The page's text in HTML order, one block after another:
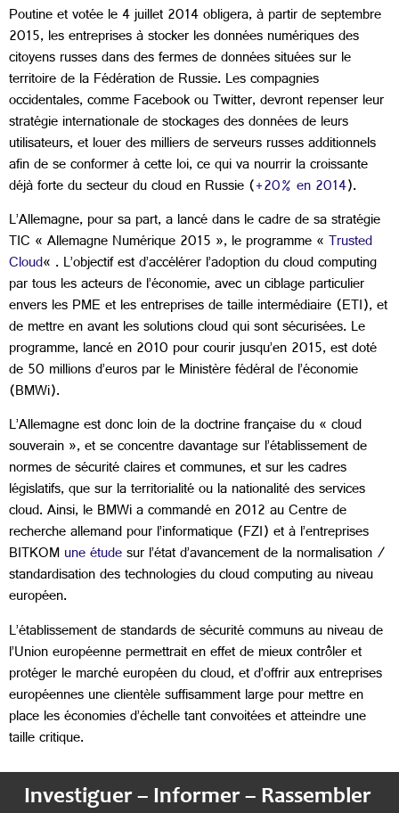
Poutine et votée le 4 juillet 2014 obligera, à partir de septembre
2015, les entreprises à stocker les données numériques des
citoyens russes dans des fermes de données situées sur le
territoire de la Fédération de Russie. Les compagnies
occidentales, comme Facebook ou Twitter, devront repenser leur
stratégie internationale de stockages des données de leurs
utilisateurs, et louer des milliers de serveurs russes additionnels
afin de se conformer à cette loi, ce qui va nourrir la croissante
déjà forte du secteur du cloud en Russie (+20% en 2014).
L’Allemagne, pour sa part, a lancé dans le cadre de sa stratégie
TIC « Allemagne Numérique 2015 », le programme «Trusted
Cloud« . L’objectif est d’accélérer l’adoption du cloud computing
par tous les acteurs de l’économie, avec un ciblage particulier
envers les PME et les entreprises de taille intermédiaire (ETI), et
de mettre en avant les solutions cloud qui sont sécurisées. Le
programme, lancé en 2010 pour courir jusqu’en 2015, est doté
de 50 millions d’euros par le Ministère fédéral de l’économie
(BMWi).
L’Allemagne est donc loin de la doctrine française du « cloud
souverain », et se concentre davantage sur l’établissement de
normes de sécurité claires et communes, et sur les cadres
législatifs, que sur la territorialité ou la nationalité des services
cloud. Ainsi, le BMWi a commandé en 2012 au Centre de
recherche allemand pour l’informatique (FZI) et à l’entreprises
BITKOMune étudesur l’état d’avancement de la normalisation /
standardisation des technologies du cloud computing au niveau
européen.
L’établissement de standards de sécurité communs au niveau de
l’Union européenne permettrait en effet de mieux contrôler et
protéger le marché européen du cloud, et d’offrir aux entreprises
européennes une clientèle suffisamment large pour mettre en
place les économies d’échelle tant convoitées et atteindre une
taille critique.
Investiguer – Informer – Rassembler